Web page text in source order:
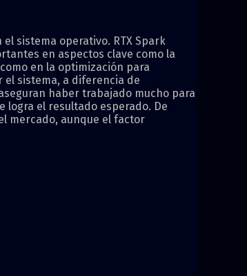
sistema operativo. RTX Spark
en aspectos clave como la
en la optimización para
sistema, a diferencia de
haber trabajado mucho para
logra el resultado esperado. De
mercado, aunque el factor